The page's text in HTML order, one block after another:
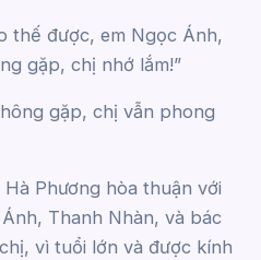
thế được, em Ngọc Ánh,
gặp, chị nhớ lắm!”
gặp, chị vẫn phong
Phương hòa thuận với
Thanh Nhàn, và bác
vì tuổi lớn và được kính